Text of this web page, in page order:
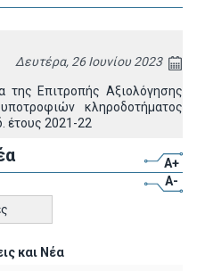
Δευτέρα, 26 Ιουνίου 2023
της Επιτροπής Αξιολόγησης
κληροδοτήματος
έτους 2021-22
A+
A-
και Νέα